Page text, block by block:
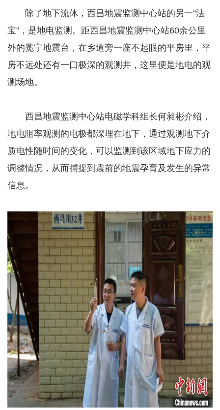
除了地下流体，西昌地震监测中心站的另一“法
宝”，是地电监测。距西昌地震监测中心站60余公里
外的冕宁地震台，在乡道旁一座不起眼的平房里，平
房不远处还有一口极深的观测井，这里便是地电的观
测场地。
西昌地震监测中心站电磁学科组长何昶彬介绍，
地电阻率观测的电极都深埋在地下，通过观测地下介
质电性随时间的变化，可以监测到该区域地下应力的
调整情况，从而捕捉到震前的地震孕育及发生的异常
信息。